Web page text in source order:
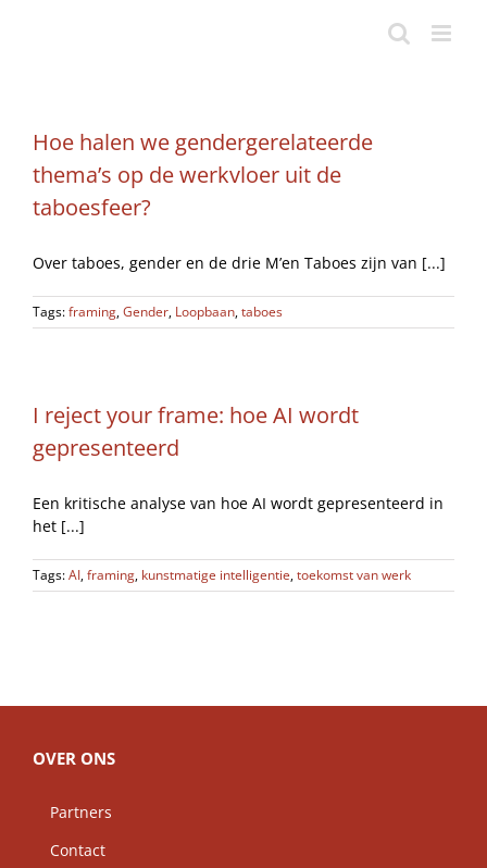
Hoe halen we gendergerelateerde
thema’s op de werkvloer uit de
taboesfeer?
Over taboes, gender en de drie M’en Taboes zijn van [...]
Tags:framing,Gender, Loopbaan,taboes
I reject your frame: hoe AI wordt
gepresenteerd
Een kritische analyse van hoe AI wordt gepresenteerd in
het [...]
Tags:AI,framing, kunstmatige intelligentie,toekomst van werk
OVER ONS
Partners
Contact